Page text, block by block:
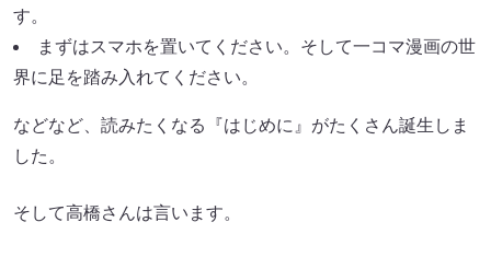
す。
まずはスマホを置いてください。そして一コマ漫画の世
界に足を踏み入れてください。
などなど、読みたくなる『はじめに』がたくさん誕生しま
した。
そして高橋さんは言います。